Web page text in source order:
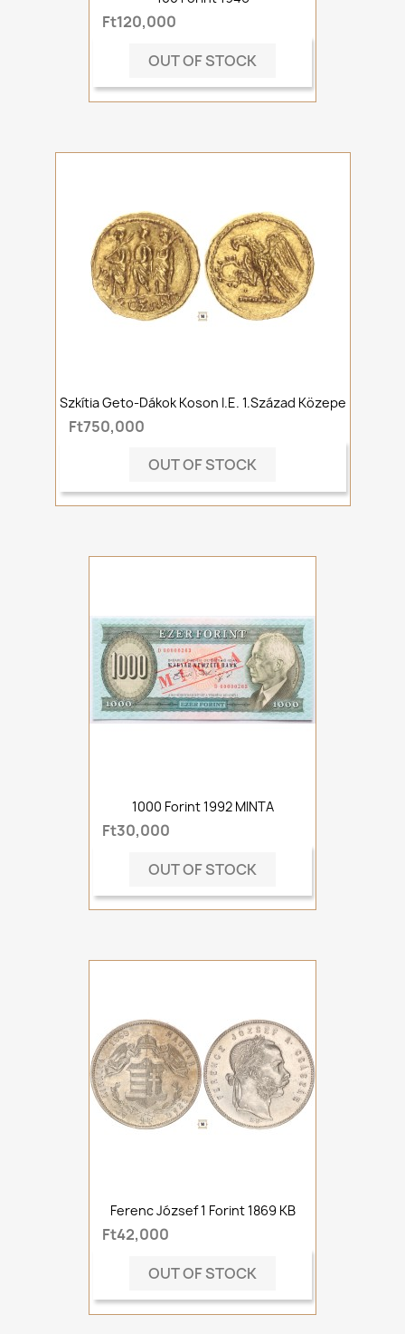
Ft120,000
OUT OF STOCK
Szkítia Geto-Dákok Koson I.e. 1.század Közepe
Ft750,000
OUT OF STOCK
1000 Forint 1992 MINTA
Ft30,000
OUT OF STOCK
Ferenc József 1 Forint 1869 KB
Ft42,000
OUT OF STOCK